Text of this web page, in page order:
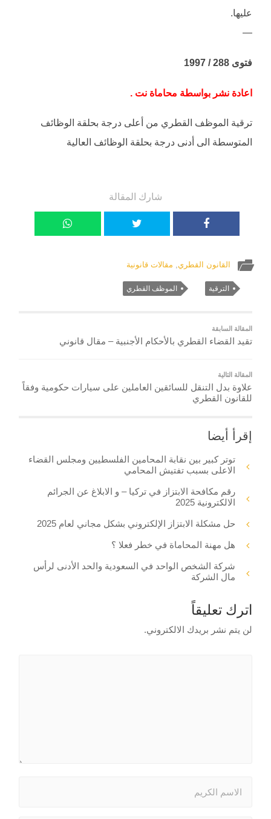
عليها.
—
فتوى 288 / 1997
اعادة نشر بواسطة محاماة نت .
ترقية الموظف القطري من أعلى درجة بحلقة الوظائف
المتوسطة الى أدنى درجة بحلقة الوظائف العالية
شارك المقالة
القانون القطري, مقالات قانونية
الترقية الموظف القطري
المقالة السابقة
تقيد القضاء القطري بالأحكام الأجنبية – مقال قانوني
المقالة التالية
علاوة بدل التنقل للسائقين العاملين على سيارات حكومية وفقاً
للقانون القطري
إقرأ أيضا
توتر كبير بين نقابة المحامين الفلسطيين ومجلس القضاء
الاعلى بسبب تفتيش المحامي
رقم مكافحة الابتزاز في تركيا – و الابلاغ عن الجرائم
الالكترونية 2025
حل مشكلة الابتزاز الإلكتروني بشكل مجاني لعام 2025
هل مهنة المحاماة في خطر فعلا ؟
شركة الشخص الواحد في السعودية والحد الأدنى لرأس
مال الشركة
اترك تعليقاً
لن يتم نشر بريدك الالكتروني.